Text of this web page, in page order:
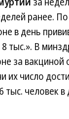
ранее.
в день
тыс.». В
за
число
тыс. человек